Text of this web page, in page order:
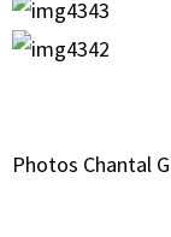
Photos Chantal